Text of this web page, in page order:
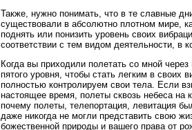
Также, нужно понимать, что в те славные
существовали в абсолютно плотном мире,
поднять или понизить уровень своих
соответствии с тем видом деятельности, в
Когда вы приходили полетать со мной
пятого уровня, чтобы стать легким в своих
полностью контролируем свои тела. Если
настоящее время, полеты сквозь небеса
почему полеты, телепортация, левитация
даже никогда не могли представить свою
божественной природы и вашего права от